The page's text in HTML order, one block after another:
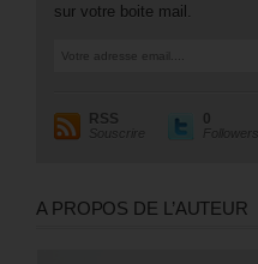
sur votre boite mail.
RSS
Souscrire
0
Followers
A PROPOS DE L’AUTEUR